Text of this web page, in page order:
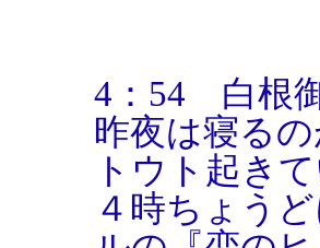
4：54 白根
昨夜は寝る
トウト起きて
４時ちょう